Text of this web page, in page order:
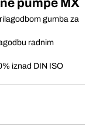
pumpe MX
gumba za
radnim
iznad DIN ISO